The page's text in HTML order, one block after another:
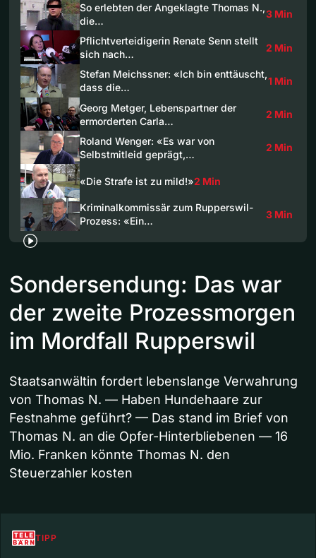
So erlebten der Angeklagte Thomas N.,
die…
3 Min
Pflichtverteidigerin Renate Senn stellt
sich nach…
2 Min
Stefan Meichssner: «Ich bin enttäuscht,
dass die…
1 Min
Georg Metger, Lebenspartner der
ermorderten Carla…
2 Min
Roland Wenger: «Es war von
Selbstmitleid geprägt,…
2 Min
«Die Strafe ist zu mild!»2 Min
Kriminalkommissär zum Rupperswil-
Prozess: «Ein…
3 Min
Sondersendung: Das war
der zweite Prozessmorgen
im Mordfall Rupperswil
Staatsanwältin fordert lebenslange Verwahrung
von Thomas N. — Haben Hundehaare zur
Festnahme geführt? — Das stand im Brief von
Thomas N. an die Opfer-Hinterbliebenen — 16
Mio. Franken könnte Thomas N. den
Steuerzahler kosten
TIPP